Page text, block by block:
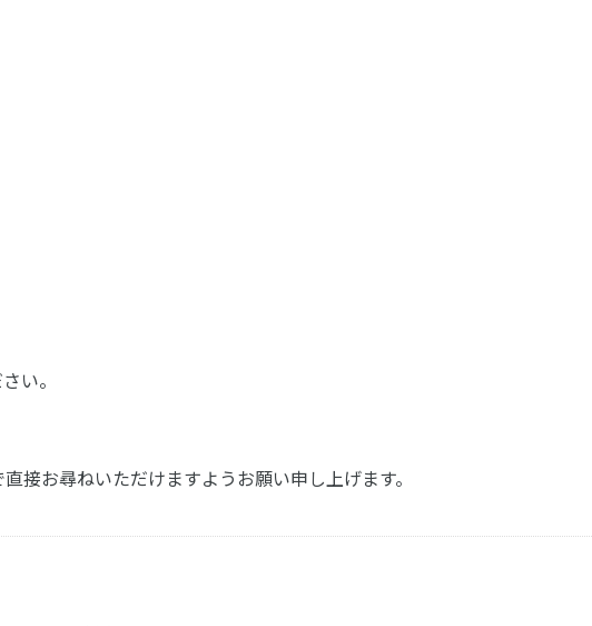
い。
接お尋ねいただけますようお願い申し上げます。